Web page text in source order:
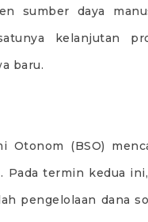
sumber daya
kelanjutan
baru.
Otonom (BSO)
Pada termin kedua
pengelolaan dana